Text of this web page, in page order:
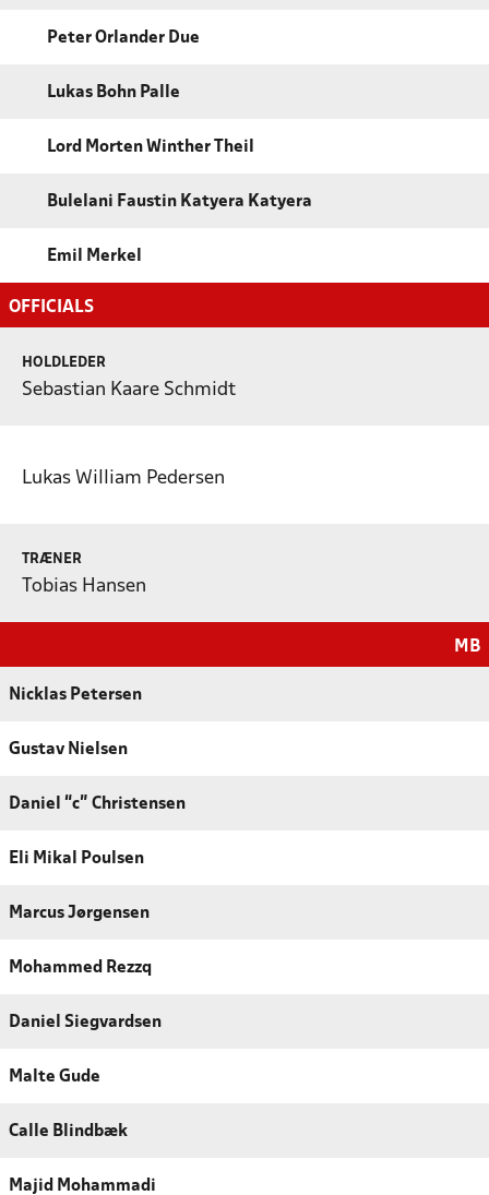
Peter Orlander Due
Lukas Bohn Palle
Lord Morten Winther Theil
Bulelani Faustin Katyera Katyera
Emil Merkel
OFFICIALS
HOLDLEDER
Sebastian Kaare Schmidt
Lukas William Pedersen
TRÆNER
Tobias Hansen
MB
Nicklas Petersen
Gustav Nielsen
Daniel “c” Christensen
Eli Mikal Poulsen
Marcus Jørgensen
Mohammed Rezzq
Daniel Siegvardsen
Malte Gude
Calle Blindbæk
Majid Mohammadi